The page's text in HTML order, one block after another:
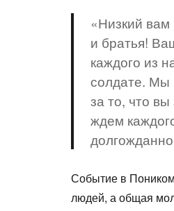
«Низкий
и братья!
каждого из
солдате. Мы
за то, что
ждем
Событие в
людей, а общая